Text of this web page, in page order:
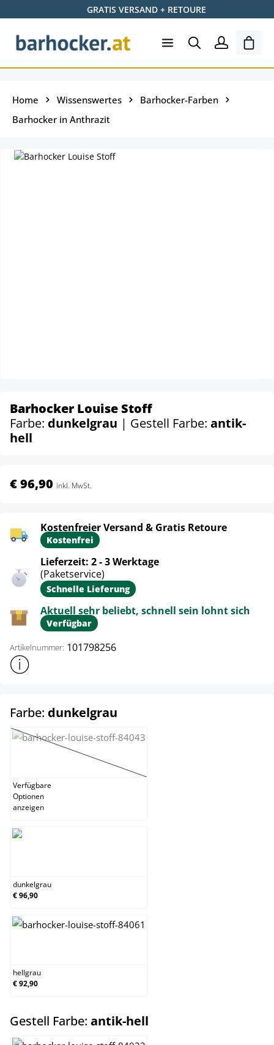
Zum Hauptinhalt springenGRATIS VERSAND + RETOURE
Home Wissenswertes
Barhocker-Farben
Barhocker in Anthrazit
Barhocker Louise Stoff
Farbe: dunkelgrau | Gestell Farbe: antik-
hell
€ 96,90 inkl. MwSt.
Kostenfreier Versand & Gratis Retoure
Kostenfrei
Lieferzeit: 2 - 3 Werktage
(Paketservice)
Schnelle Lieferung
Aktuell sehr beliebt, schnell sein lohnt sich
Verfügbar
Artikelnummer: 101798256
Weitere Produktinformationen anzeigen
Farbe: dunkelgrau
creme
(Diese Option ist zurzeit nicht verfügbar.)
Verfügbare
Optionen
anzeigen
dunkelgrau
€ 96,90
hellgrau
€ 92,90
Gestell Farbe: antik-hell